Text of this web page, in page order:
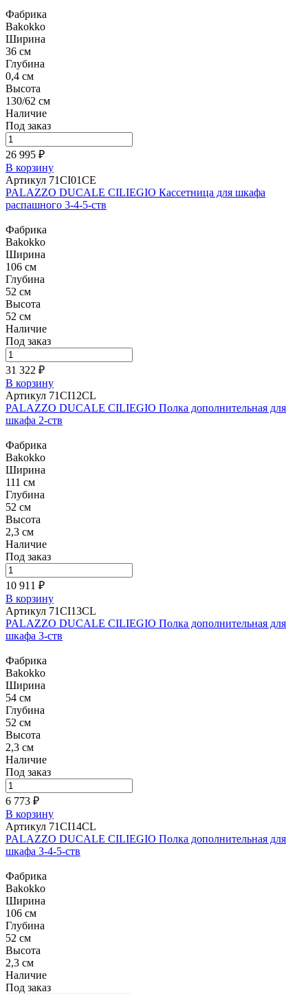
Фабрика
Bakokko
Ширина
36 см
Глубина
0,4 см
Высота
130/62 см
Наличие
Под заказ
26 995 ₽
В корзину
Артикул 71CI01CE
PALAZZO DUCALE CILIEGIO Кассетница для шкафа
распашного 3-4-5-ств
Фабрика
Bakokko
Ширина
106 см
Глубина
52 см
Высота
52 см
Наличие
Под заказ
31 322 ₽
В корзину
Артикул 71CI12CL
PALAZZO DUCALE CILIEGIO Полка дополнительная для
шкафа 2-ств
Фабрика
Bakokko
Ширина
111 см
Глубина
52 см
Высота
2,3 см
Наличие
Под заказ
10 911 ₽
В корзину
Артикул 71CI13CL
PALAZZO DUCALE CILIEGIO Полка дополнительная для
шкафа 3-ств
Фабрика
Bakokko
Ширина
54 см
Глубина
52 см
Высота
2,3 см
Наличие
Под заказ
6 773 ₽
В корзину
Артикул 71CI14CL
PALAZZO DUCALE CILIEGIO Полка дополнительная для
шкафа 3-4-5-ств
Фабрика
Bakokko
Ширина
106 см
Глубина
52 см
Высота
2,3 см
Наличие
Под заказ